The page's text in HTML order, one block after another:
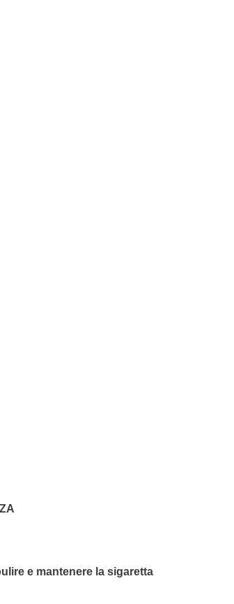
e mantenere la sigaretta